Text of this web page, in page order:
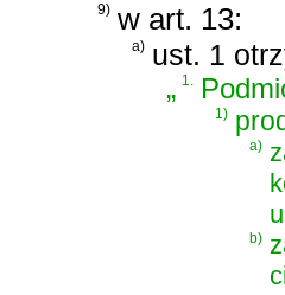
9) w art. 13:
a) ust. 1
„1.
1)
a)
b)